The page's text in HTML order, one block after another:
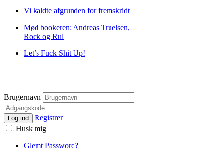
Vi kaldte afgrunden for fremskridt
Mød bookeren: Andreas Truelsen,
Rock og Rul
Let’s Fuck Shit Up!
Brugernavn
Log ind
Registrer
Husk mig
Glemt Password?